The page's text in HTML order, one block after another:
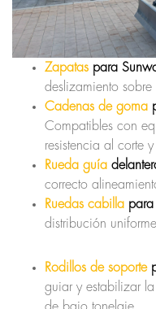
Zapatas para
deslizamiento sobre
Cadenas de goma
Compatibles con
resistencia al corte
Rueda guía
correcto
Ruedas cabilla
distribución
Rodillos de soporte
guiar y estabilizar
de bajo tonelaje.